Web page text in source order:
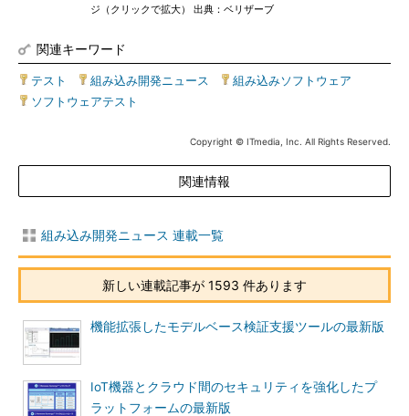
ジ（クリックで拡大） 出典：ベリザーブ
関連キーワード
テスト 組み込み開発ニュース 組み込みソフトウェア
ソフトウェアテスト
Copyright © ITmedia, Inc. All Rights Reserved.
関連情報
組み込み開発ニュース 連載一覧
新しい連載記事が 1593 件あります
機能拡張したモデルベース検証支援ツールの最新版
IoT機器とクラウド間のセキュリティを強化したプ
ラットフォームの最新版